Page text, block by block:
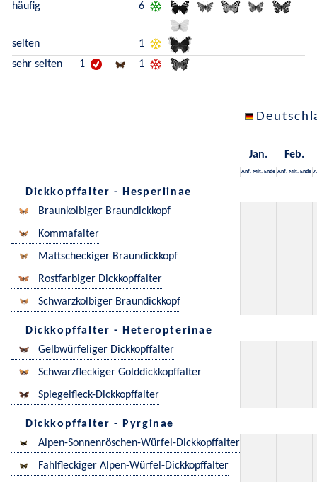
häufig 6
selten
1
sehr selten
1 1
Jan. Feb.
Anf. Mit. Ende Anf. Mit. Ende
Dickkopffalter - Hesperiinae
Braunkolbiger Braundickkopf
Kommafalter
Mattscheckiger Braundickkopf
Rostfarbiger Dickkopffalter
Schwarzkolbiger Braundickkopf
Dickkopffalter - Heteropterinae
Gelbwürfeliger Dickkopffalter
Schwarzfleckiger Golddickkopffalter
Spiegelfleck-Dickkopffalter
Dickkopffalter - Pyrginae
Alpen-Sonnenröschen-Würfel-Dickkopffalter
Fahlfleckiger Alpen-Würfel-Dickkopffalter